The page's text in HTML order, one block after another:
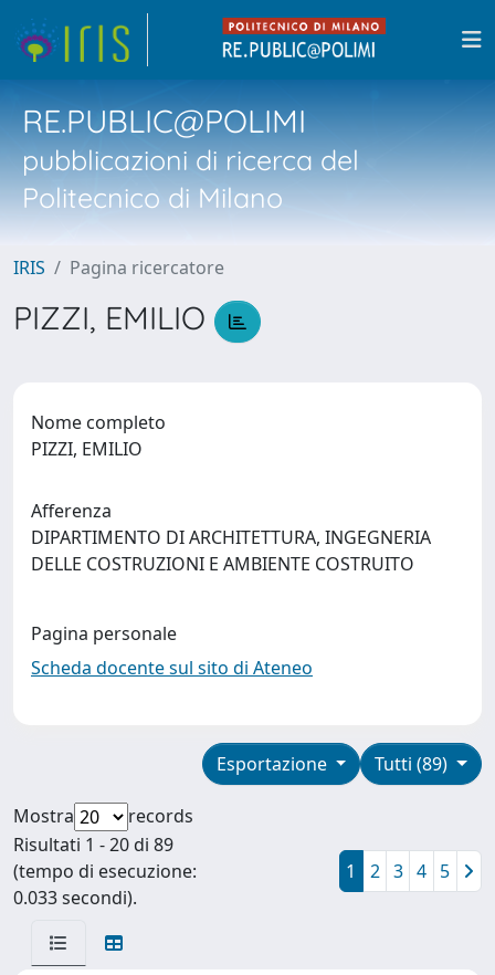
RE.PUBLIC@POLIMI
pubblicazioni di ricerca del
Politecnico di Milano
IRIS Pagina ricercatore
PIZZI, EMILIO
Nome completo
PIZZI, EMILIO
Afferenza
DIPARTIMENTO DI ARCHITETTURA, INGEGNERIA
DELLE COSTRUZIONI E AMBIENTE COSTRUITO
Pagina personale
Scheda docente sul sito di Ateneo
Tutti (89)
Esportazione
Mostra
records
Risultati 1 - 20 di 89
(tempo di esecuzione:
0.033 secondi).
1 2 3 4 5